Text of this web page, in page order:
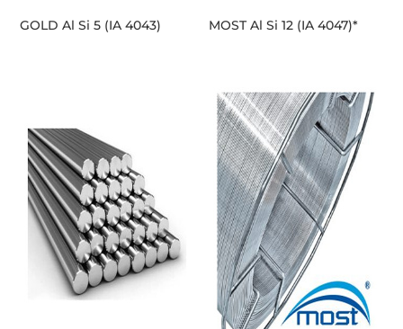
GOLD Al Si 5 (IA 4043) MOST Al Si 12 (IA 4047)*